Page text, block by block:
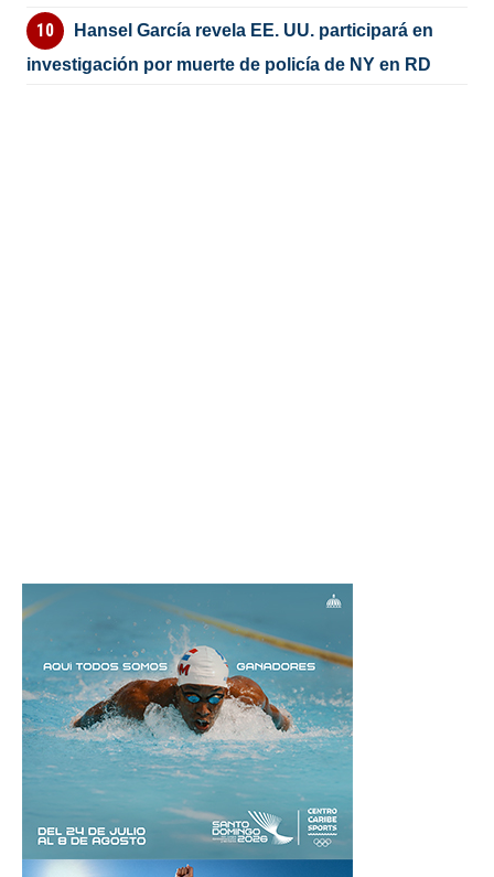
Hansel García revela EE. UU. participará en
investigación por muerte de policía de NY en RD